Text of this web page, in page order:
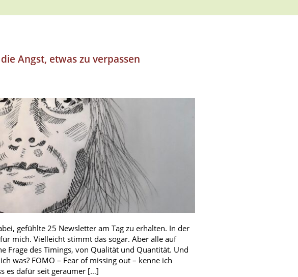
Angst, etwas zu verpassen
gefühlte 25 Newsletter am Tag zu erhalten. In der
mich. Vielleicht stimmt das sogar. Aber alle auf
Frage des Timings, von Qualität und Quantität. Und
was? FOMO – Fear of missing out – kenne ich
es dafür seit geraumer […]